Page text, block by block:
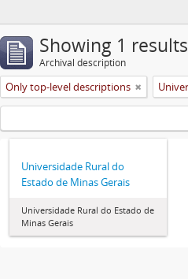
Showing 1 results
Archival description
Only top-level descriptions
Universidade Rural do
Estado de Minas Gerais
Universidade Rural do Estado de
Minas Gerais